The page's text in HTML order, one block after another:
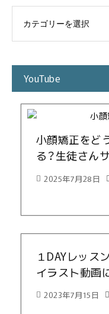
YouTube
小顔矯正をど
る？生徒さん
2025年7月28日
１DAYレッス
イラスト動画
2023年7月15日